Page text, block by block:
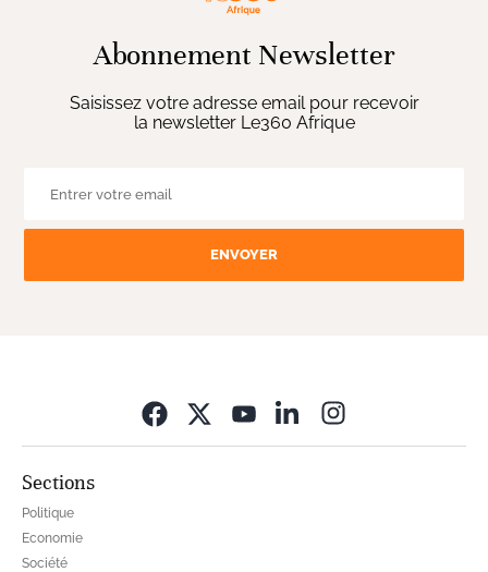
Abonnement Newsletter
Saisissez votre adresse email pour recevoir
la newsletter Le360 Afrique
ENVOYER
Sections
Politique
Economie
Société